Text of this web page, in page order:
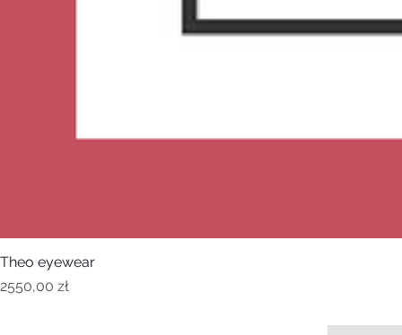
Theo eyewear
Cena
2550,00 zł